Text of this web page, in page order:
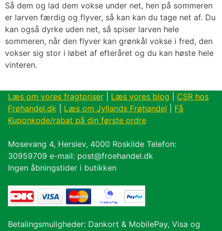
Så dem og lad dem vokse under net, hen på sommeren
er larven færdig og flyver, så kan kan du tage net af. Du
kan også dyrke uden net, så spiser larven hele
sommeren, når den flyver kan grønkål vokse i fred, den
vokser sig stor i løbet af efteråret og du kan høste hele
vinteren.
Læs om vores fragtpriser Læs vores blog
CSR hos
Frøhandel.dk
Læs om Jyllands Frøhandel
Få
Kuponkode/rabat på din første ordre
Mosevang 4, Herslev, 4000 Roskilde Telefon:
30959709 e-mail: post@froehandel.dk
Ingen åbningstider i butikken
Betalingsmuligheder: Dankort & MobilePay, Visa og